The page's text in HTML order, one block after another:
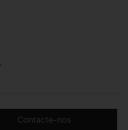
Contacte-nos